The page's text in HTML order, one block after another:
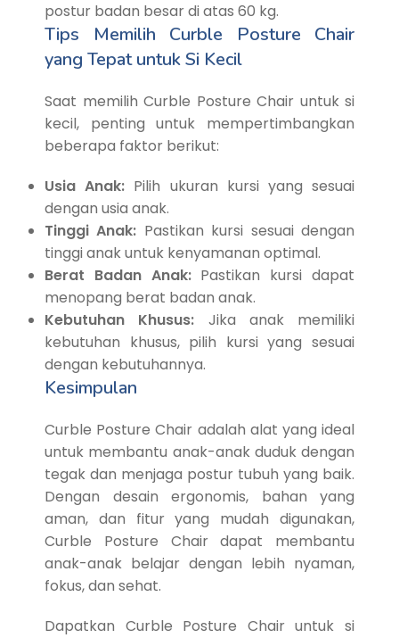
postur badan besar di atas 60 kg.
Tips Memilih Curble Posture Chair
yang Tepat untuk Si Kecil
Saat memilih Curble Posture Chair untuk si
kecil, penting untuk mempertimbangkan
beberapa faktor berikut:
Usia Anak: Pilih ukuran kursi yang sesuai
dengan usia anak.
Tinggi Anak: Pastikan kursi sesuai dengan
tinggi anak untuk kenyamanan optimal.
Berat Badan Anak:Pastikan kursi dapat
menopang berat badan anak.
Kebutuhan Khusus: Jika anak memiliki
kebutuhan khusus, pilih kursi yang sesuai
dengan kebutuhannya.
Kesimpulan
Curble Posture Chair adalah alat yang ideal
untuk membantu anak-anak duduk dengan
tegak dan menjaga postur tubuh yang baik.
Dengan desain ergonomis, bahan yang
aman, dan fitur yang mudah digunakan,
Curble Posture Chair dapat membantu
anak-anak belajar dengan lebih nyaman,
fokus, dan sehat.
Dapatkan Curble Posture Chair untuk si